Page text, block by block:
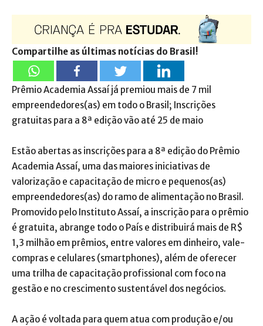
Compartilhe as últimas notícias do Brasil!
Prêmio Academia Assaí já premiou mais de 7 mil
empreendedores(as) em todo o Brasil; Inscrições
gratuitas para a 8ª edição vão até 25 de maio
Estão abertas as inscrições para a 8ª edição do Prêmio
Academia Assaí, uma das maiores iniciativas de
valorização e capacitação de micro e pequenos(as)
empreendedores(as) do ramo de alimentação no Brasil.
Promovido pelo Instituto Assaí, a inscrição para o prêmio
é gratuita, abrange todo o País e distribuirá mais de R$
1,3 milhão em prêmios, entre valores em dinheiro, vale-
compras e celulares (smartphones), além de oferecer
uma trilha de capacitação profissional com foco na
gestão e no crescimento sustentável dos negócios.
A ação é voltada para quem atua com produção e/ou